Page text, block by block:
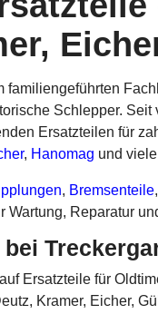
familiengeführten
Schlepper.
Ersatzteilen für
, Hanomag und
, Bremsenteile
Wartung, Reparatur
Ersatzteile für
Kramer, Eicher,